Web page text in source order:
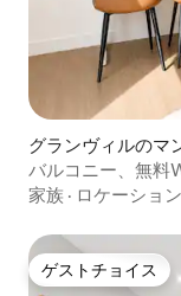
グランヴィルのマ
バルコニー、無料
スタジオ
家族 · ロケーション
ゲストチョイス
ゲストチョイス